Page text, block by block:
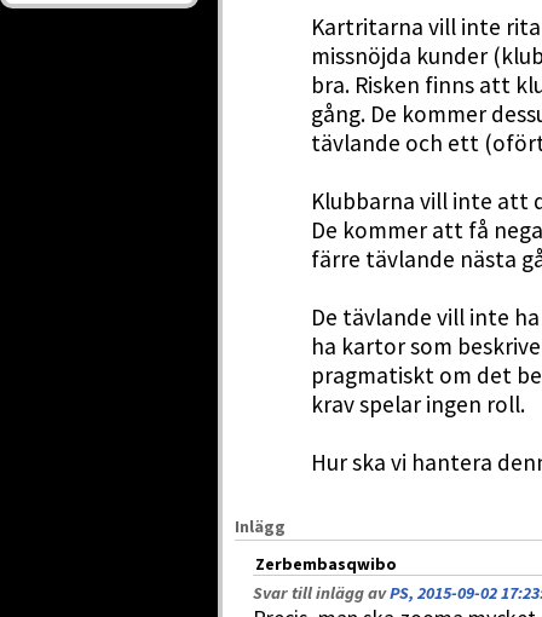
Kartritarna vill inte
missnöjda kunder
bra. Risken finns att
gång. De kommer
tävlande och ett
Klubbarna vill inte att
De kommer att få
färre tävlande nästa
De tävlande vill inte
ha kartor som
pragmatiskt om det
krav spelar ingen roll.
Hur ska vi hantera
Inlägg
Zerbembasqwibo
Svar till inlägg avPS, 2015-09-02 17:23